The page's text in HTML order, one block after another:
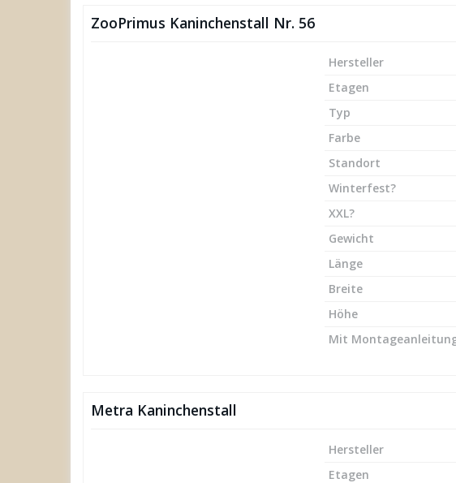
ZooPrimus Kaninchenstall Nr. 56
Hersteller
Etagen
Typ
Farbe
Standort
Winterfest?
XXL?
Gewicht
Länge
Breite
Höhe
Mit
Metra Kaninchenstall
Hersteller
Etagen